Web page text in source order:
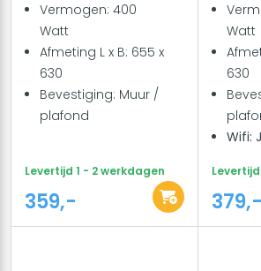
Vermogen: 400
Watt
Afmeting L x B: 655 x
630
Bevestiging: Muur /
plafond
Levertijd 1 - 2 werkdagen
359,-
Watt
630
Wifi:
379,-